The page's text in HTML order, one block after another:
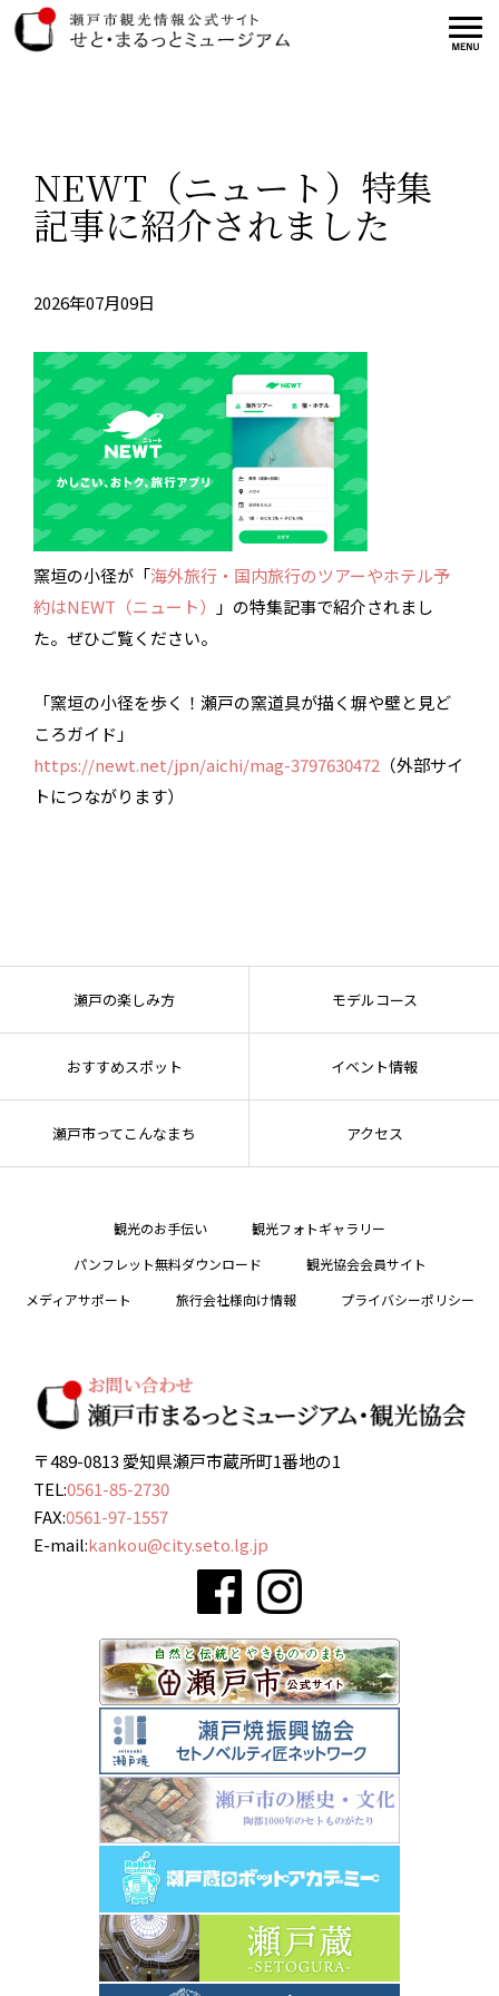
NEWT（ニュート）特集
記事に紹介されました
2026年07月09日
窯垣の小径が「海外旅行・国内旅行のツアーやホテル予
約はNEWT（ニュート）
」の特集記事で紹介されまし
た。ぜひご覧ください。
「窯垣の小径を歩く！瀬戸の窯道具が描く塀や壁と見ど
ころガイド」
https://newt.net/jpn/aichi/mag-3797630472 （外部サイ
トにつながります）
瀬戸の楽しみ方 モデルコース
おすすめスポット イベント情報
瀬戸市ってこんなまち アクセス
観光のお手伝い
観光フォトギャラリー
パンフレット無料ダウンロード
観光協会会員サイト
メディアサポート
旅行会社様向け情報 プライバシーポリシー
〒489-0813 愛知県瀬戸市蔵所町1番地の1
TEL:0561-85-2730
FAX:0561-97-1557
E-mail:kankou@city.seto.lg.jp